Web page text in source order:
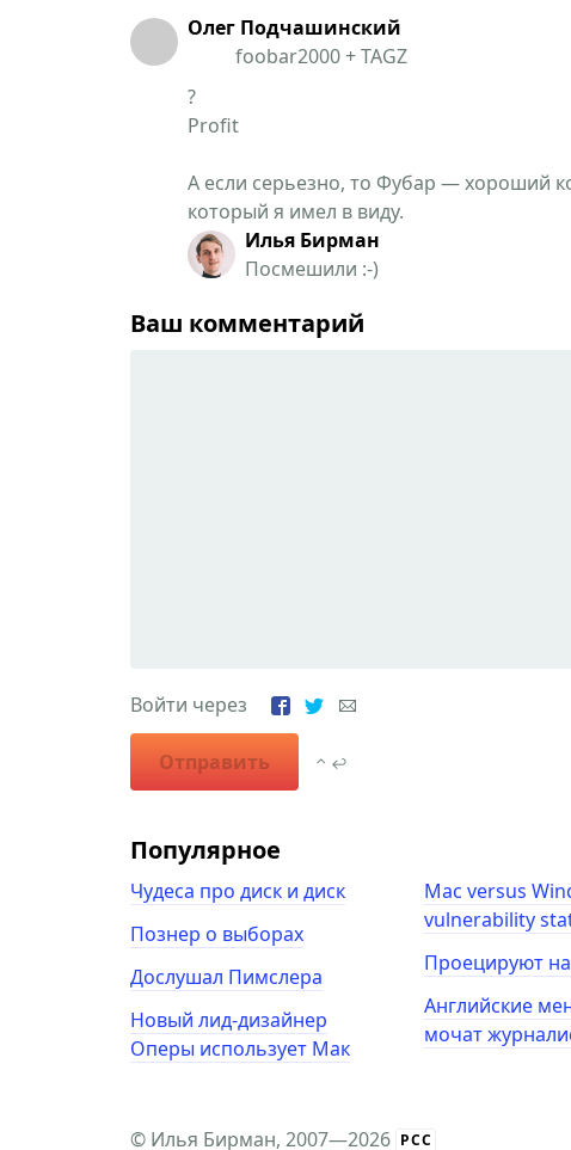
Олег Подчашинский
foobar2000 + TAGZ
?
Profit
А если серьезно, то Фубар — хороший
который я имел в виду.
Илья Бирман
Посмешили :-)
Ваш комментарий
Войти через
Отправить ⌃ ↩
Популярное
Чудеса про диск и диск
Познер о выборах
Дослушал Пимслера
Новый лид-дизайнер
Оперы использует Мак
Mac versus
vulnerability
Проецируют
Английские
мочат
© Илья Бирман, 2007—2026 РСС